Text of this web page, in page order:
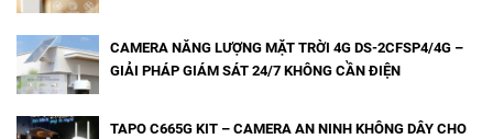
CAMERA NĂNG LƯỢNG MẶT TRỜI 4G DS-2CFSP4/4G –
GIẢI PHÁP GIÁM SÁT 24/7 KHÔNG CẦN ĐIỆN
TAPO C665G KIT – CAMERA AN NINH KHÔNG DÂY CHO